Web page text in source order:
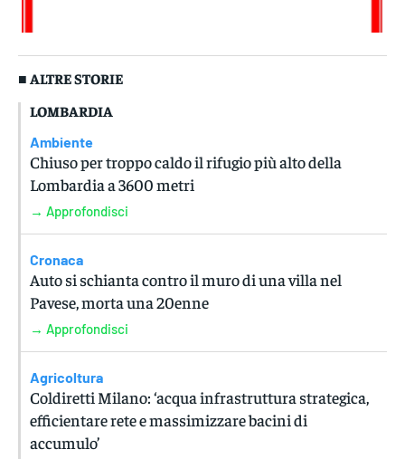
■ ALTRE STORIE
LOMBARDIA
Ambiente
Chiuso per troppo caldo il rifugio più alto della
Lombardia a 3600 metri
→ Approfondisci
Cronaca
Auto si schianta contro il muro di una villa nel
Pavese, morta una 20enne
→ Approfondisci
Agricoltura
Coldiretti Milano: ‘acqua infrastruttura strategica,
efficientare rete e massimizzare bacini di
accumulo’